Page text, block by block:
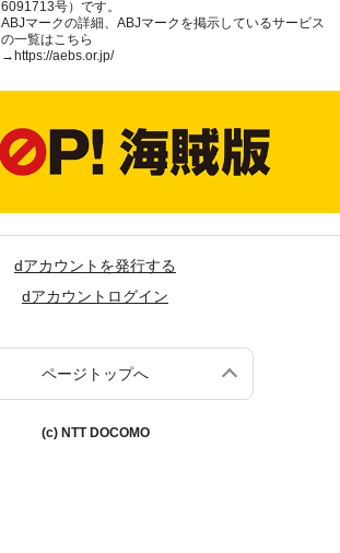
6091713号）です。
ABJマークの詳細、ABJマークを掲示しているサービス
の一覧はこちら
→https://aebs.or.jp/
dアカウントを発行する
dアカウントログイン
ページトップへ
(c) NTT DOCOMO